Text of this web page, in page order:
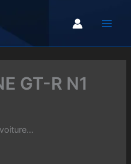
GT-R N1